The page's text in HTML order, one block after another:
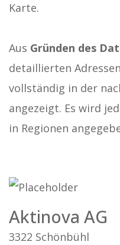
Karte.
Aus Gründen des
detaillierten
vollständig in der
angezeigt. Es wird
in Regionen
Aktinova AG
3322 Schönbühl